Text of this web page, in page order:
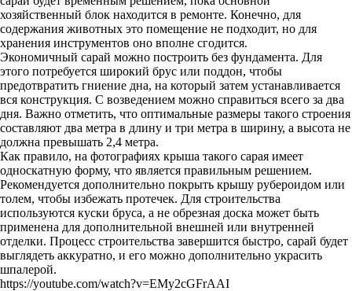
хозяйственный блок находится в ремонте. Конечно, для
содержания животных это помещение не подходит, но для
хранения инструментов оно вполне сгодится.
Экономичный сарай можно построить без фундамента. Для
этого потребуется широкий брус или поддон, чтобы
предотвратить гниение дна, на который затем устанавливается
вся конструкция. С возведением можно справиться всего за два
дня. Важно отметить, что оптимальные размеры такого строения
составляют два метра в длину и три метра в ширину, а высота не
должна превышать 2,4 метра.
Как правило, на фотографиях крыша такого сарая имеет
односкатную форму, что является правильным решением.
Рекомендуется дополнительно покрыть крышу рубероидом или
толем, чтобы избежать протечек. Для строительства
используются куски бруса, а не обрезная доска может быть
применена для дополнительной внешней или внутренней
отделки. Процесс строительства завершится быстро, сарай будет
выглядеть аккуратно, и его можно дополнительно украсить
шпалерой.
https://youtube.com/watch?v=EMy2cGFrAAI